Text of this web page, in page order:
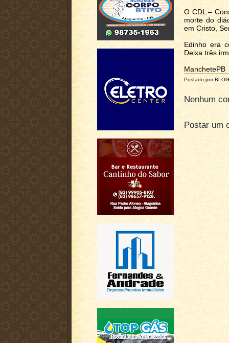
O CDL –
morte do
em Cristo,
Edinho era
Deixa três
ManchetePB
Postado por
Nenhum
Postar um